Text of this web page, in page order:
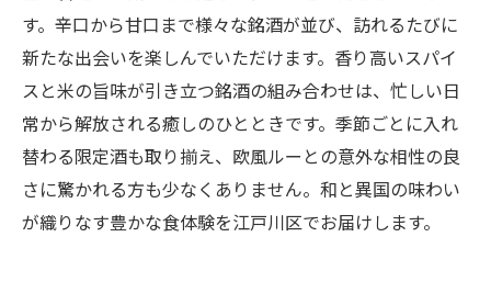
す。辛口から甘口まで様々な銘酒が並び、訪れるたびに
新たな出会いを楽しんでいただけます。香り高いスパイ
スと米の旨味が引き立つ銘酒の組み合わせは、忙しい日
常から解放される癒しのひとときです。季節ごとに入れ
替わる限定酒も取り揃え、欧風ルーとの意外な相性の良
さに驚かれる方も少なくありません。和と異国の味わい
が織りなす豊かな食体験を江戸川区でお届けします。